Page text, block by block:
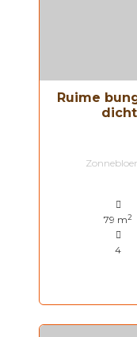
Ruime
79 m2
4